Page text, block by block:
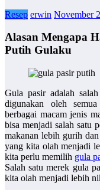
Resep erwin November
Alasan Mengapa
Putih Gulaku
Gula pasir adalah
digunakan oleh
berbagai macam jenis
bisa menjadi salah satu
makanan lebih gurih
yang kita olah menjadi
kita perlu memilih gula
Salah satu merek gula
kita olah menjadi lebih